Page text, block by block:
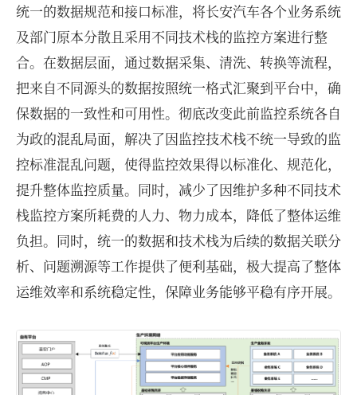
统一的数据规范和接口标准，将长安汽车各个业务系统
及部门原本分散且采用不同技术栈的监控方案进行整
合。在数据层面，通过数据采集、清洗、转换等流程，
把来自不同源头的数据按照统一格式汇聚到平台中，确
保数据的一致性和可用性。彻底改变此前监控系统各自
为政的混乱局面，解决了因监控技术栈不统一导致的监
控标准混乱问题，使得监控效果得以标准化、规范化，
提升整体监控质量。同时，减少了因维护多种不同技术
栈监控方案所耗费的人力、物力成本，降低了整体运维
负担。同时，统一的数据和技术栈为后续的数据关联分
析、问题溯源等工作提供了便利基础，极大提高了整体
运维效率和系统稳定性，保障业务能够平稳有序开展。